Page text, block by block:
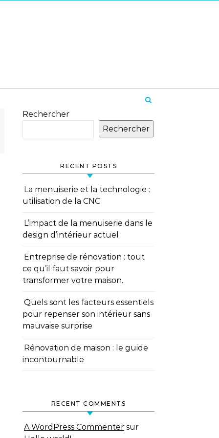
Rechercher
Rechercher
RECENT POSTS
La menuiserie et la technologie :
utilisation de la CNC
L’impact de la menuiserie dans le
design d’intérieur actuel
Entreprise de rénovation : tout
ce qu’il faut savoir pour
transformer votre maison.
Quels sont les facteurs essentiels
pour repenser son intérieur sans
mauvaise surprise
Rénovation de maison : le guide
incontournable
RECENT COMMENTS
A WordPress Commenter sur